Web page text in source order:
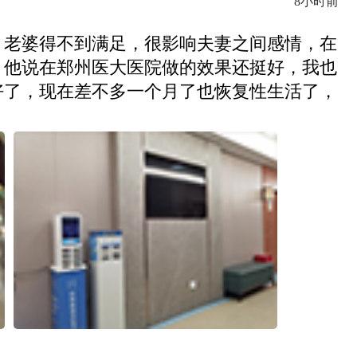
婆得不到满足，很影响夫妻之间感情，在
说在郑州医大医院做的效果还挺好，我也
，现在差不多一个月了也恢复性生活了，